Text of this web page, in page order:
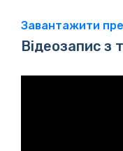
Завантажити
Відеозапис з